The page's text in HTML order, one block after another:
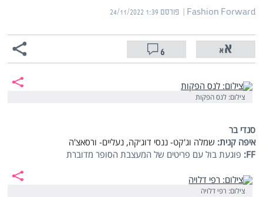
Fashion Forward | ‏ פורסם ‎24/11/2022 1:39
6
צילום: לנס הפקות
סנדי בר
איפה קנית: שמלה וג'קט- ננסי דוג׳קה, נעליים- ורסאצ'ה
FF: פוגעת בול עם פריטים של המעצבת הסופר מדוברת
צילום: רפי דלויה